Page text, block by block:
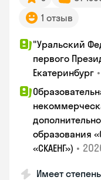
1 отзыв
"Уральский
первого
Екатеринбург •
образования
«СКАЕНГ») •
Имеет